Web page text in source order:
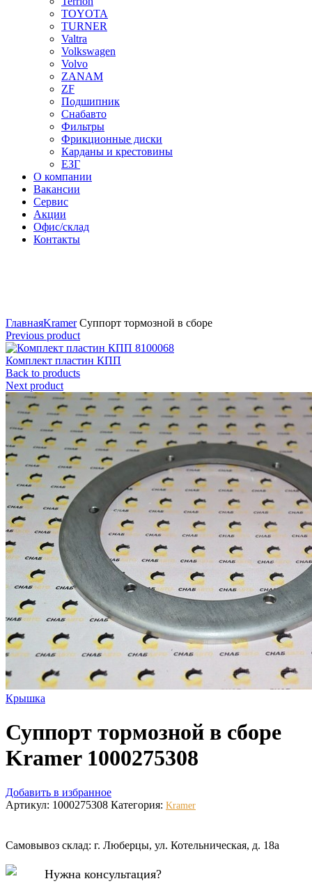
TOYOTA
TURNER
Valtra
Volkswagen
Volvo
ZANAM
ZF
Подшипник
Снабавто
Фильтры
Фрикционные диски
Карданы и крестовины
ЕЗГ
О компании
Вакансии
Сервис
Акции
Офис/склад
Контакты
ГлавнаяKramerСуппорт тормозной в сборе
Previous product
Комплект пластин КПП
Back to products
Next product
Крышка
Суппорт тормозной в сборе
Kramer 1000275308
Добавить в избранное
Артикул: 1000275308 Категория: Kramer
Самовывоз склад: г. Люберцы, ул. Котельническая, д. 18а
Нужна консультация?